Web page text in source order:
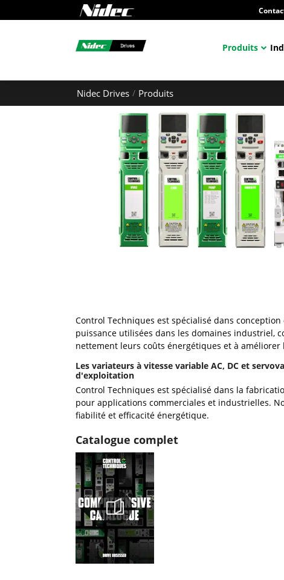
Produits
Nidec Drives Produits
Control Techniques est spécialisé dans
puissance utilisées dans les domaines industriel,
nettement leurs coûts énergétiques et à
Les variateurs à vitesse variable AC, DC et
d'exploitation
Control Techniques est spécialisé dans la
pour applications commerciales et industrielles.
fiabilité et efficacité énergétique.
Catalogue complet